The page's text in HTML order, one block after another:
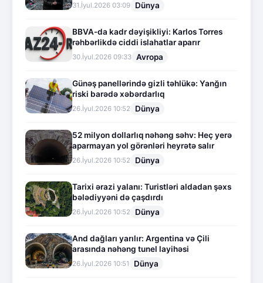
31.İyul.2026 03:09 Dünya
BBVA-da kadr dəyişikliyi: Karlos Torres
rəhbərlikdə ciddi islahatlar aparır
30.İyul.2026 09:33 Avropa
Günəş panellərində gizli təhlükə: Yanğın
riski barədə xəbərdarlıq
26.İyul.2026 10:52 Dünya
52 milyon dollarlıq nəhəng səhv: Heç yerə
aparmayan yol görənləri heyrətə salır
26.İyul.2026 10:52 Dünya
Tarixi ərazi yalanı: Turistləri aldadan şəxs
bələdiyyəni də çaşdırdı
26.İyul.2026 10:52 Dünya
And dağları yarılır: Argentina və Çili
arasında nəhəng tunel layihəsi
26.İyul.2026 10:51 Dünya